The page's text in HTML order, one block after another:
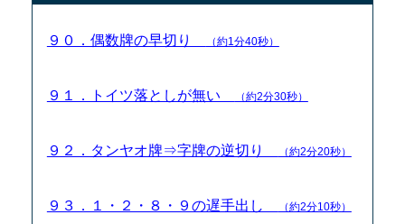
９０．偶数牌の早切り （約1分40秒）
９１．トイツ落としが無い （約2分30秒）
９２．タンヤオ牌⇒字牌の逆切り （約2分20秒）
９３．１・２・８・９の遅手出し （約2分10秒）